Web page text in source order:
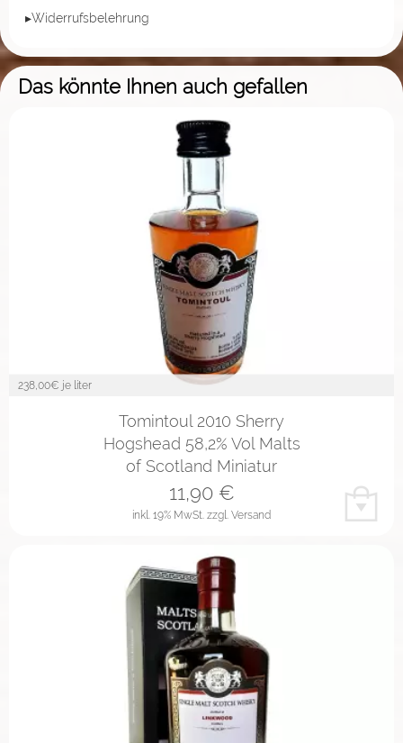
▸Widerrufsbelehrung
Das könnte Ihnen auch gefallen
238,00€ je liter
Tomintoul 2010 Sherry
Hogshead 58,2% Vol Malts
of Scotland Miniatur
inkl. 19% MwSt. zzgl. Versand
11,90€